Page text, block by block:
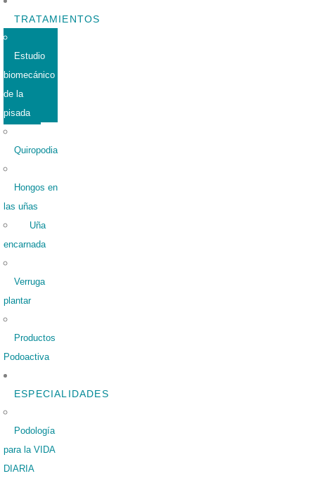
TRATAMIENTOS
Estudio
biomecánico
de la
pisada
Quiropodia
Hongos en
las uñas
Uña
encarnada
Verruga
plantar
Productos
Podoactiva
ESPECIALIDADES
Podología
para la VIDA
DIARIA